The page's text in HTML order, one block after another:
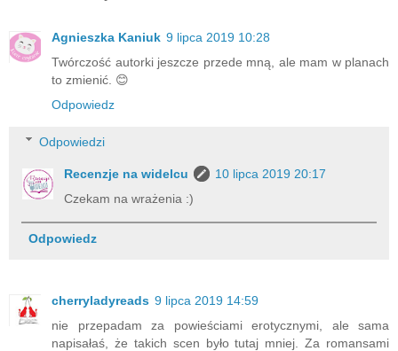
Agnieszka Kaniuk 9 lipca 2019 10:28
Twórczość autorki jeszcze przede mną, ale mam w planach
to zmienić. 😊
Odpowiedz
Odpowiedzi
Recenzje na widelcu
10 lipca 2019 20:17
Czekam na wrażenia :)
Odpowiedz
cherryladyreads 9 lipca 2019 14:59
nie przepadam za powieściami erotycznymi, ale sama
napisałaś, że takich scen było tutaj mniej. Za romansami